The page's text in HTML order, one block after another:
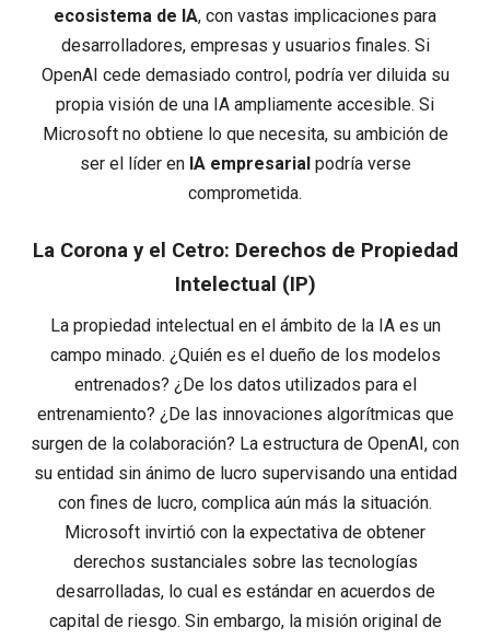
ecosistema de IA, con vastas implicaciones para
desarrolladores, empresas y usuarios finales. Si
OpenAI cede demasiado control, podría ver diluida su
propia visión de una IA ampliamente accesible. Si
Microsoft no obtiene lo que necesita, su ambición de
ser el líder en IA empresarial podría verse
comprometida.
La Corona y el Cetro: Derechos de Propiedad
Intelectual (IP)
La propiedad intelectual en el ámbito de la IA es un
campo minado. ¿Quién es el dueño de los modelos
entrenados? ¿De los datos utilizados para el
entrenamiento? ¿De las innovaciones algorítmicas que
surgen de la colaboración? La estructura de OpenAI, con
su entidad sin ánimo de lucro supervisando una entidad
con fines de lucro, complica aún más la situación.
Microsoft invirtió con la expectativa de obtener
derechos sustanciales sobre las tecnologías
desarrolladas, lo cual es estándar en acuerdos de
capital de riesgo. Sin embargo, la misión original de